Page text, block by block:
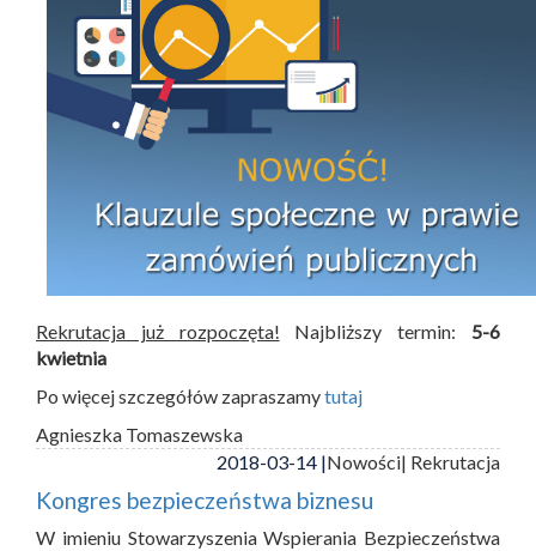
Rekrutacja już rozpoczęta! Najbliższy termin: 5-6
kwietnia
Po więcej szczegółów zapraszamytutaj
Agnieszka Tomaszewska
2018-03-14 |Nowości| Rekrutacja
Kongres bezpieczeństwa biznesu
W imieniu Stowarzyszenia Wspierania Bezpieczeństwa